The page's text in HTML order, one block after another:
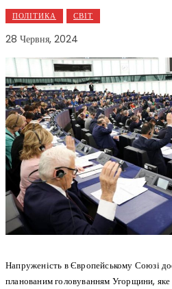
ПОЛІТИКА СВІТ
28 Червня, 2024
Напруженість в Європейському Союзі
планованим головуванням Угорщини, яке